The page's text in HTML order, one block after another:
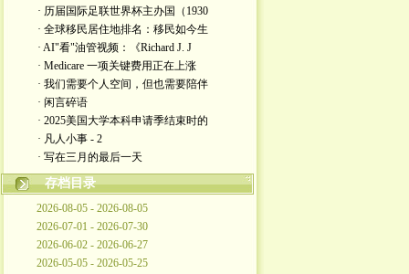
· 历届国际足联世界杯主办国（1930
· 全球移民居住地排名：移民如今生
· AI"看"油管视频：《Richard J. J
· Medicare 一项关键费用正在上涨
· 我们需要个人空间，但也需要陪伴
· 闲言碎语
· 2025美国大学本科申请季结束时的
· 凡人小事 - 2
· 写在三月的最后一天
存档目录
2026-08-05 - 2026-08-05
2026-07-01 - 2026-07-30
2026-06-02 - 2026-06-27
2026-05-05 - 2026-05-25